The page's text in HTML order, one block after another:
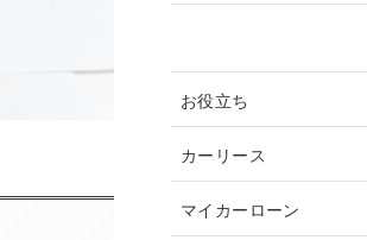
お役立ち
カーリース
マイカーローン